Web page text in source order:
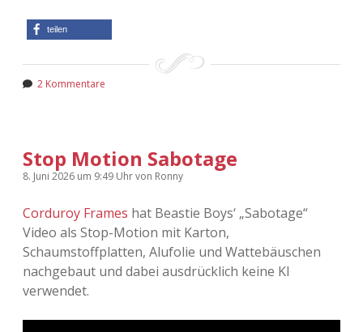
teilen
2 Kommentare
Stop Motion Sabotage
8. Juni 2026 um 9:49 Uhrvon Ronny
Corduroy Frames hat Beastie Boys‘ „Sabotage“
Video als Stop-Motion mit Karton,
Schaumstoffplatten, Alufolie und Wattebäuschen
nachgebaut und dabei ausdrücklich keine KI
verwendet.